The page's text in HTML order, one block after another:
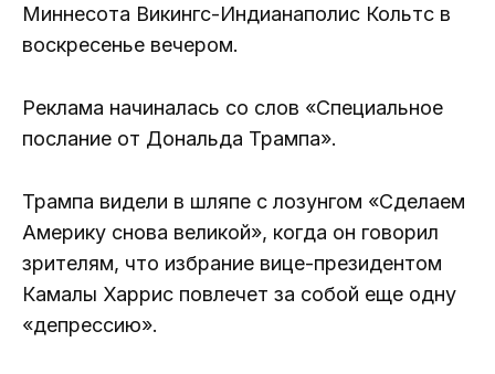
Миннесота Викингс-Индианаполис Кольтс в
воскресенье вечером.
Реклама начиналась со слов «Специальное
послание от Дональда Трампа».
Трампа видели в шляпе с лозунгом «Сделаем
Америку снова великой», когда он говорил
зрителям, что избрание вице-президентом
Камалы Харрис повлечет за собой еще одну
«депрессию».